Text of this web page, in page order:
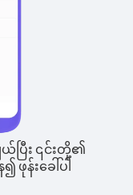
ပြီး ၎င်းတို့၏
န်းခေါ်ပါ